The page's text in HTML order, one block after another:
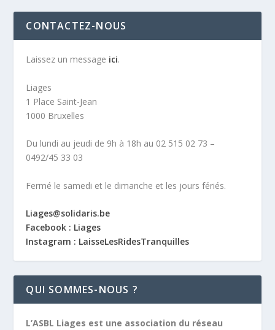
CONTACTEZ-NOUS
Laissez un message ici.
Liages
1 Place Saint-Jean
1000 Bruxelles
Du lundi au jeudi de 9h à 18h au 02 515 02 73 –
0492/45 33 03
Fermé le samedi et le dimanche et les jours fériés.
Liages@solidaris.be
Facebook : Liages
Instagram : LaisseLesRidesTranquilles
QUI SOMMES-NOUS ?
L’ASBL Liages est une association du réseau